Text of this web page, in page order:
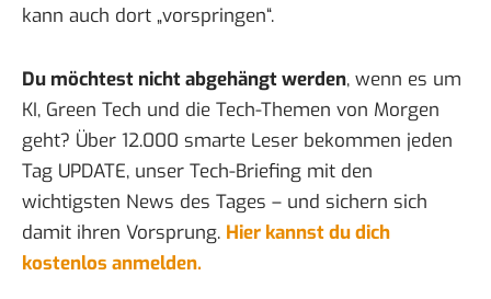
kann auch dort „vorspringen“.
Du möchtest nicht abgehängt werden, wenn es um
KI, Green Tech und die Tech-Themen von Morgen
geht? Über 12.000 smarte Leser bekommen jeden
Tag UPDATE, unser Tech-Briefing mit den
wichtigsten News des Tages – und sichern sich
damit ihren Vorsprung. Hier kannst du dich
kostenlos anmelden.